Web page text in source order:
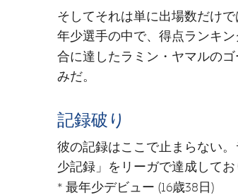
そしてそれは単に出場数だけ
年少選手の中で、得点ランキ
合に達したラミン・ヤマルの
みだ。
記録破り
彼の記録はここで止まらない
少記録」をリーガで達成して
* 最年少デビュー (16歳38日)